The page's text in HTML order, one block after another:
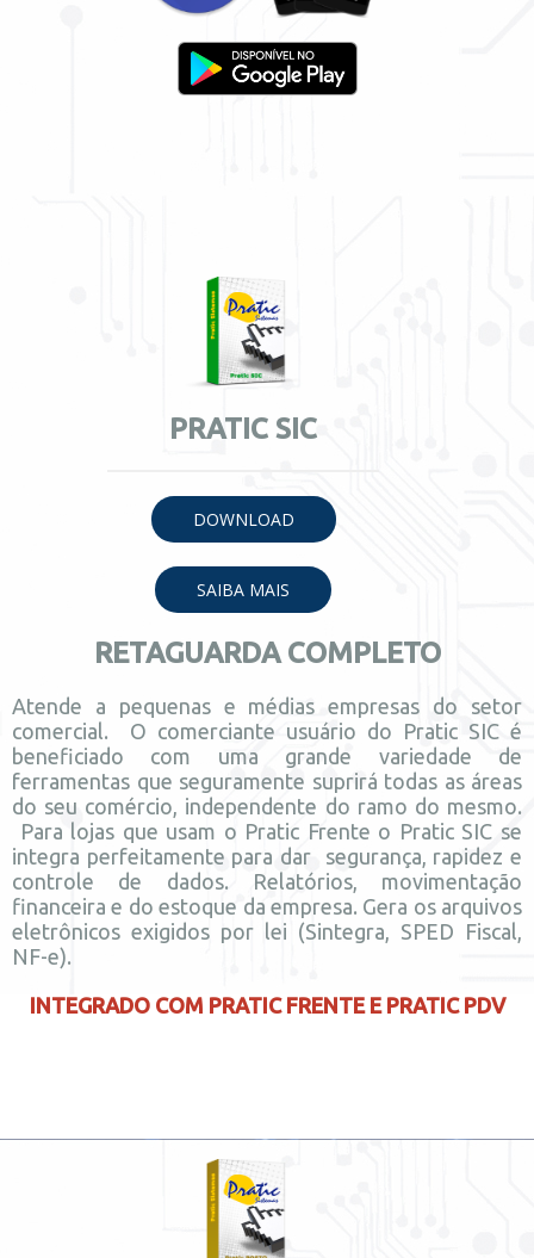
PRATIC SIC
DOWNLOAD
SAIBA MAIS
RETAGUARDA COMPLETO
Atende a pequenas e médias empresas do setor
comercial. O comerciante usuário do Pratic SIC é
beneficiado com uma grande variedade de
ferramentas que seguramente suprirá todas as áreas
do seu comércio, independente do ramo do mesmo.
Para lojas que usam o Pratic Frente o Pratic SIC se
integra perfeitamente para dar segurança, rapidez e
controle de dados. Relatórios, movimentação
financeira e do estoque da empresa. Gera os arquivos
eletrônicos exigidos por lei (Sintegra, SPED Fiscal,
NF-e).
INTEGRADO COM PRATIC FRENTE E PRATIC PDV